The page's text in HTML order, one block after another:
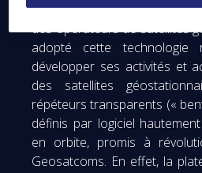
Avec ce contrat, ARABSAT
des opérateurs de satellites
adopté cette technologie
développer ses activités et
des satellites
répéteurs transparents («
définis par logiciel
en orbite, promis à
Geosatcoms. En effet, la